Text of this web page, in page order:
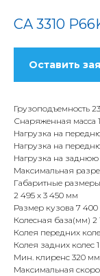
CA 3310
Оставить
Грузоподъемность
Снаряженная масса
Нагрузка на
Нагрузка на
Нагрузка на заднюю
Максимальная
Габаритные
2 495 х 3 450 мм
Размер кузова 7 400
Колесная база(мм) 2
Колея передних
Колея задних колес
Мин. клиренс 320 мм
Максимальная